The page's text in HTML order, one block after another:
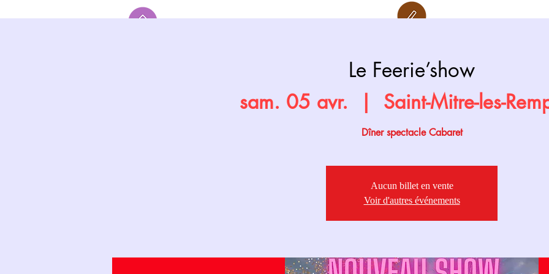
Le Feerie’show
sam. 05 avr. Saint-Mitre-les-
Dîner spectacle Cabaret
Aucun billet en vente
Voir d'autres événements